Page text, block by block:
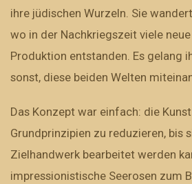
ihre jüdischen Wurzeln. Sie
wo in der Nachkriegszeit viele
Produktion entstanden. Es gelang
sonst, diese beiden Welten
Das Konzept war einfach: die
Grundprinzipien zu reduzieren, bis
Zielhandwerk bearbeitet werden
impressionistische Seerosen zum